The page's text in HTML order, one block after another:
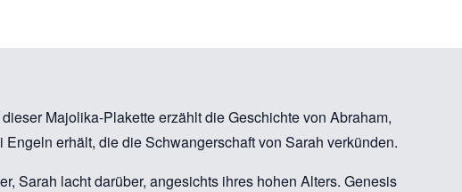
Majolika-Plakette erzählt die Geschichte von Abraham,
Engeln erhält, die die Schwangerschaft von Sarah verkünden.
Sarah lacht darüber, angesichts ihres hohen Alters. Genesis